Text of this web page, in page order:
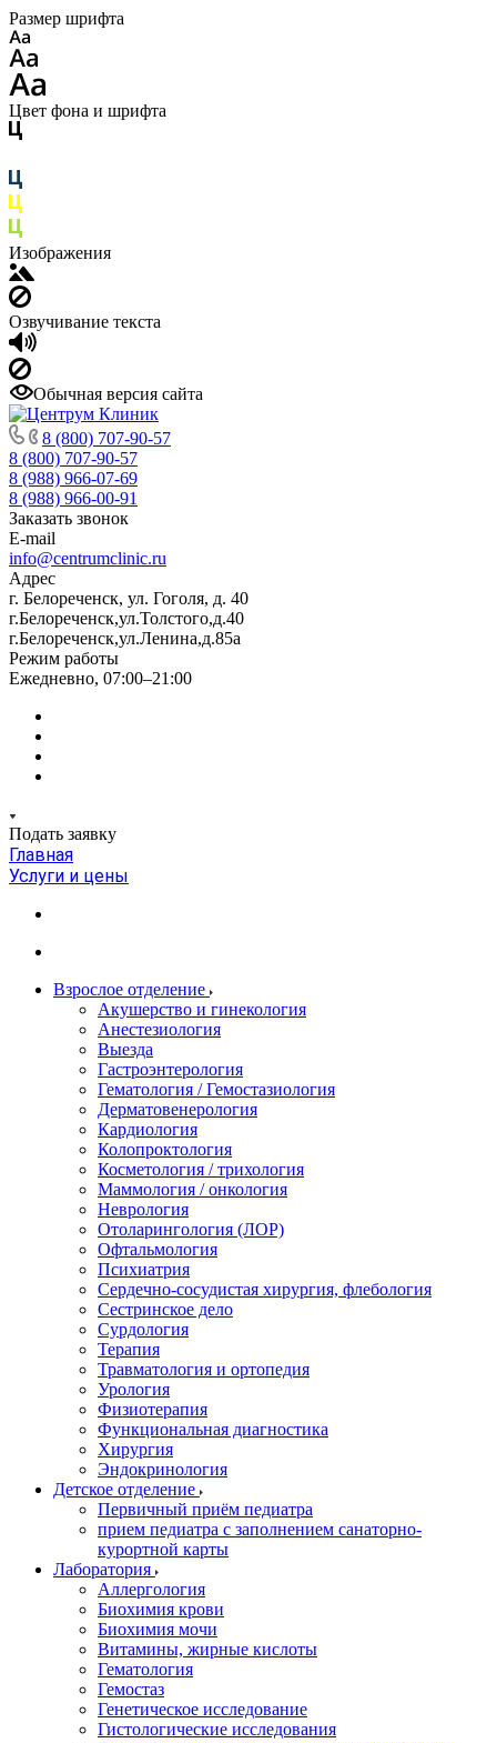
Размер шрифта
Цвет фона и шрифта
Изображения
Озвучивание текста
Обычная версия сайта
8 (800) 707-90-57
8 (800) 707-90-57
8 (988) 966-07-69
8 (988) 966-00-91
Заказать звонок
E-mail
info@centrumclinic.ru
Адрес
г. Белореченск, ул. Гоголя, д. 40
г.Белореченск,ул.Толстого,д.40
г.Белореченск,ул.Ленина,д.85а
Режим работы
Ежедневно, 07:00–21:00
Подать заявку
Главная
Услуги и цены
Взрослое отделение
Акушерство и гинекология
Анестезиология
Выезда
Гастроэнтерология
Гематология / Гемостазиология
Дерматовенерология
Кардиология
Колопроктология
Косметология / трихология
Маммология / онкология
Неврология
Отоларингология (ЛОР)
Офтальмология
Психиатрия
Сердечно-сосудистая хирургия, флебология
Сестринское дело
Сурдология
Терапия
Травматология и ортопедия
Урология
Физиотерапия
Функциональная диагностика
Хирургия
Эндокринология
Детское отделение
Первичный приём педиатра
прием педиатра с заполнением санаторно-
курортной карты
Лаборатория
Аллергология
Биохимия крови
Биохимия мочи
Витамины, жирные кислоты
Гематология
Гемостаз
Генетическое исследование
Гистологические исследования